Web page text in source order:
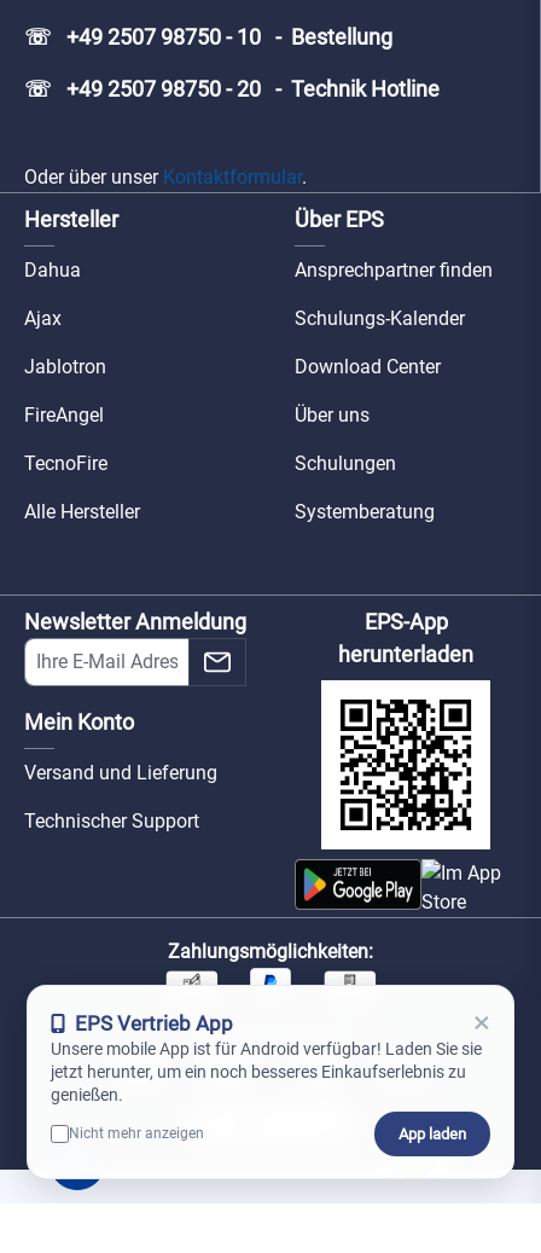
☏ +49 2507 98750 - 10 - Bestellung
☏ +49 2507 98750 - 20 - Technik Hotline
Oder über unser Kontaktformular.
Hersteller
Dahua
Ajax
Jablotron
FireAngel
TecnoFire
Alle Hersteller
Über EPS
Ansprechpartner finden
Schulungs-Kalender
Download Center
Über uns
Schulungen
Systemberatung
Newsletter Anmeldung
Mein Konto
Versand und Lieferung
Technischer Support
EPS-App
herunterladen
Zahlungsmöglichkeiten:
Unsere Versandpartner:
EPS Vertrieb App ×
Unsere mobile App ist für Android verfügbar! Laden Sie sie
jetzt herunter, um ein noch besseres Einkaufserlebnis zu
genießen.
Nicht mehr anzeigen App laden